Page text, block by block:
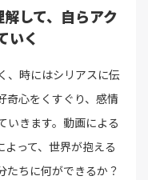
して、自らアク
いく
、時にはシリアスに伝
奇心をくすぐり、感情
いきます。動画による
って、世界が抱える
たちに何ができるか？